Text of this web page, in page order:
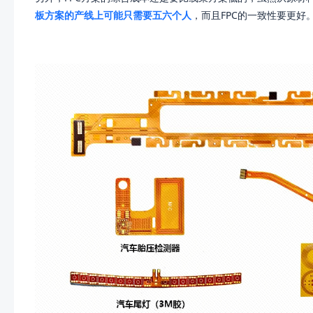
板方案的产线上可能只需要五六个人 ，而且FPC的一致性要更好